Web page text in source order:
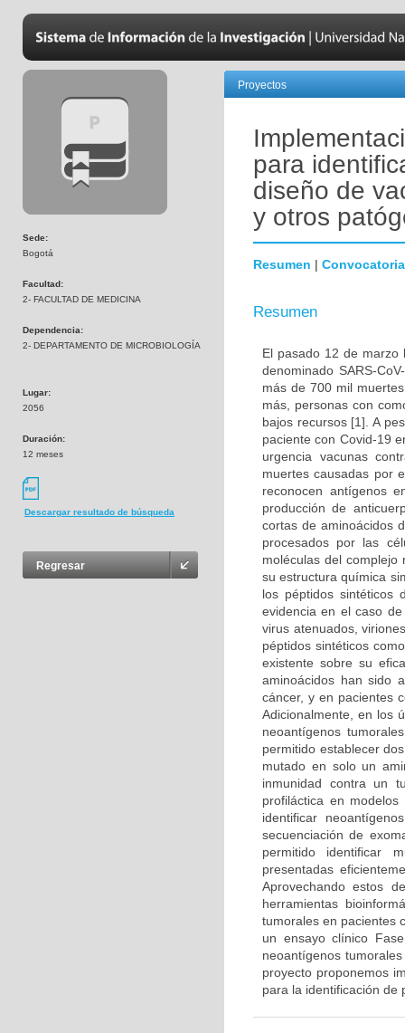
Sede:
Bogotá
Facultad:
2- FACULTAD DE MEDICINA
Dependencia:
2- DEPARTAMENTO DE MICROBIOLOGÍA
Lugar:
2056
Duración:
12 meses
Descargar resultado de búsqueda
Regresar
Proyectos
para
diseño de
y otros
Resumen | Convocatoria
Resumen
El pasado 12 de marzo
denominado SARS-
más de 700 mil
más, personas con
bajos recursos [1]. A
paciente con Covid-19
urgencia vacunas
muertes causadas por
reconocen antígenos
producción de
cortas de aminoácidos
procesados por las
moléculas del
su estructura química
los péptidos sintéticos
evidencia en el caso
virus atenuados,
péptidos sintéticos
existente sobre su
aminoácidos han sido
cáncer, y en pacientes
Adicionalmente, en los
neoantígenos
permitido establecer
mutado en solo un
inmunidad contra un
profiláctica en
identificar
secuenciación de
permitido identificar
presentadas
Aprovechando estos
herramientas
tumorales en pacientes
un ensayo clínico
neoantígenos
proyecto proponemos
para la identificación de